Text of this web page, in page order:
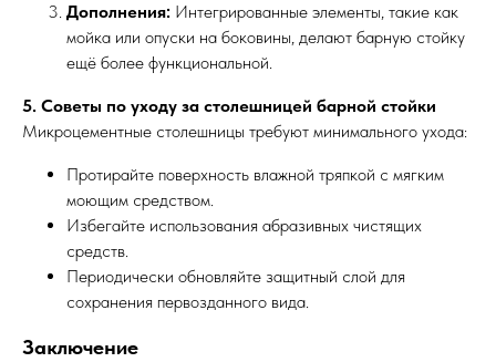
Дополнения: Интегрированные элементы, такие как
мойка или опуски на боковины, делают барную стойку
ещё более функциональной.
5. Советы по уходу за столешницей барной стойки
Микроцементные столешницы требуют минимального ухода:
Протирайте поверхность влажной тряпкой с мягким
моющим средством.
Избегайте использования абразивных чистящих
средств.
Периодически обновляйте защитный слой для
сохранения первозданного вида.
Заключение